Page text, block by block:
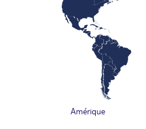
Amérique